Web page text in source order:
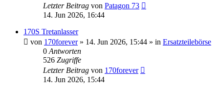
Letzter Beitrag von Patagon 73
14. Jun 2026, 16:44
170S Tretanlasser
von 170forever» 14. Jun 2026, 15:44 » in Ersatzteilebörse
0 Antworten
526 Zugriffe
Letzter Beitrag von 170forever
14. Jun 2026, 15:44